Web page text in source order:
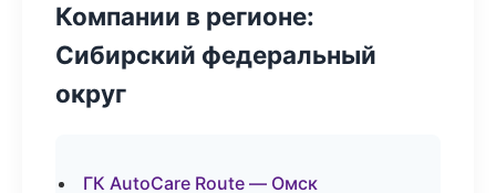
Компании в регионе:
Сибирский федеральный
округ
ГК AutoCare Route — Омск